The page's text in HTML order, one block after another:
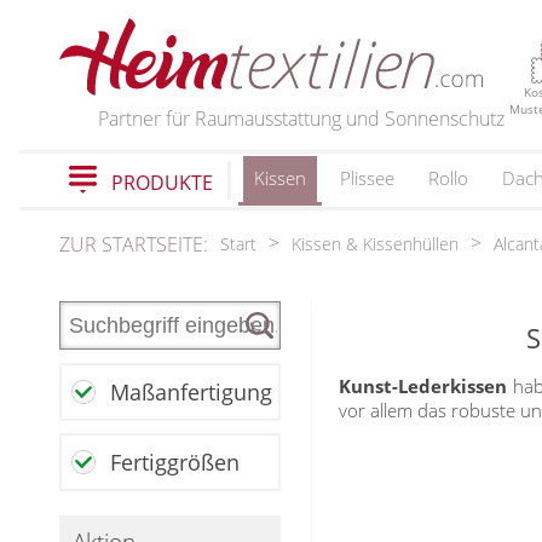
PRODUKTE
Plissee nach Maß
Wabenplissee
Sonnenschutz Plissee
Plissee mit Muster
Rollo
Rollos nach Maß
Thermo Rollo
Doppelrollo
Dachfenster Rollo
Partner für Raumausstattung und Sonnenschutz
PRODUKTE Kissen Plissee Rollo
ZUR STARTSEITE: Start Kissen & Kissenhüllen
Maßanfertigung
Fertiggrößen
Kunst-Lederkissen
vor allem das robuste